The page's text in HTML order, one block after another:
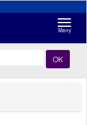
Meny
OK